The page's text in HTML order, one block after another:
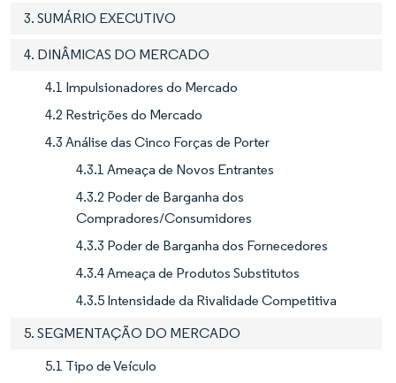
3. SUMÁRIO EXECUTIVO
4. DINÂMICAS DO MERCADO
4.1 Impulsionadores do Mercado
4.2 Restrições do Mercado
4.3 Análise das Cinco Forças de Porter
4.3.1 Ameaça de Novos Entrantes
4.3.2 Poder de Barganha dos
Compradores/Consumidores
4.3.3 Poder de Barganha dos Fornecedores
4.3.4 Ameaça de Produtos Substitutos
4.3.5 Intensidade da Rivalidade Competitiva
5. SEGMENTAÇÃO DO MERCADO
5.1 Tipo de Veículo